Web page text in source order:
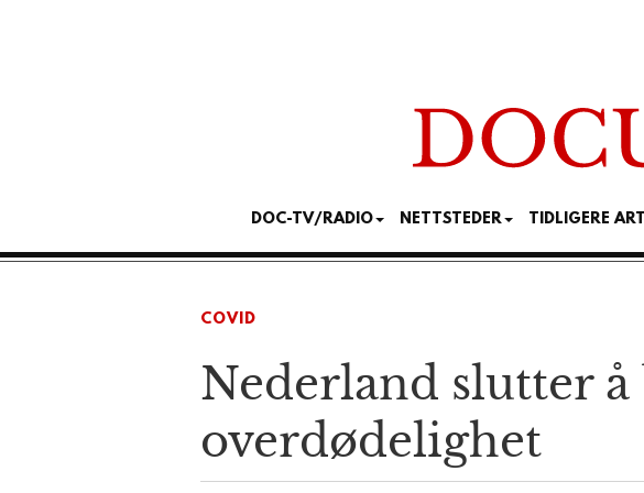
DOC-TV/RADIO NETTSTEDER TIDLIGERE
COVID
Nederland slutter
overdødelighet